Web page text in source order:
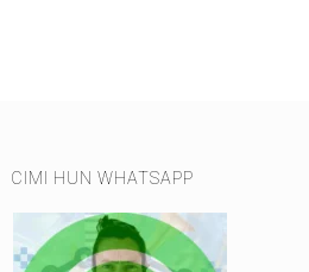
CIMI HUN WHATSAPP